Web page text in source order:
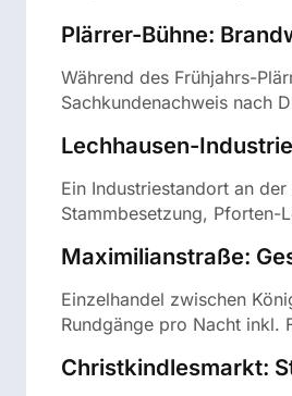
Plärrer-Bühne:
Während des Frühjahrs-
Sachkundenachweis nach
Lechhausen-
Ein Industriestandort an
Stammbesetzung,
Maximilianstraße:
Einzelhandel zwischen
Rundgänge pro Nacht inkl.
Christkindlesmarkt: